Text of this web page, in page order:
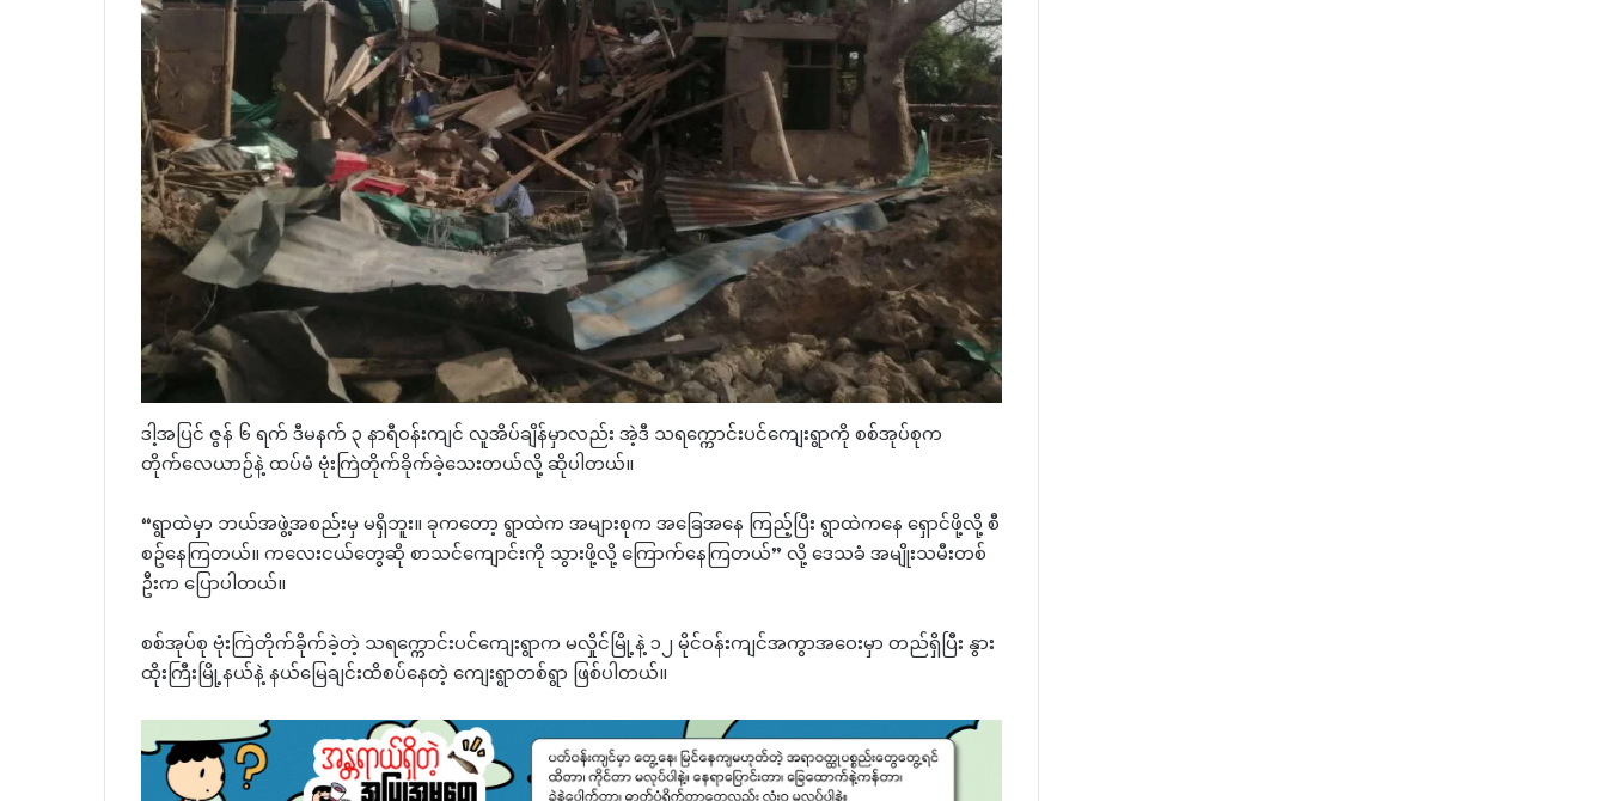
ဒါ့အပြင် ဇွန် ၆ ရက် ဒီမနက် ၃ နာရီဝန်းကျင် လူအိပ်ချိန်မှာလည်း အဲ့ဒီ သရက္ကောင်းပင်ကျေးရွာကို စစ်အုပ်စုက
တိုက်လေယာဉ်နဲ့ ထပ်မံ ဗုံးကြဲတိုက်ခိုက်ခဲ့သေးတယ်လို့ ဆိုပါတယ်။
“ရွာထဲမှာ ဘယ်အဖွဲ့အစည်းမှ မရှိဘူး။ ခုကတော့ ရွာထဲက အများစုက အခြေအနေ ကြည့်ပြီး ရွာထဲကနေ ရှောင်ဖို့လို့ စီ
စဥ်နေကြတယ်။ ကလေးငယ်တွေဆို စာသင်ကျောင်းကို သွားဖို့လို့ ကြောက်နေကြတယ်” လို့ ဒေသခံ အမျိုးသမီးတစ်
ဦးက ပြောပါတယ်။
စစ်အုပ်စု ဗုံးကြဲတိုက်ခိုက်ခဲ့တဲ့ သရက္ကောင်းပင်ကျေးရွာက မလှိုင်မြို့နဲ့ ၁၂ မိုင်ဝန်းကျင်အကွာအဝေးမှာ တည်ရှိပြီး နွား
ထိုးကြီးမြို့နယ်နဲ့ နယ်မြေချင်းထိစပ်နေတဲ့ ကျေးရွာတစ်ရွာ ဖြစ်ပါတယ်။